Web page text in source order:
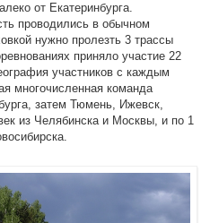
от Екатеринбурга.
проводились в обычном
нужно пролезть 3 трассы
приняло участие 22
участников с каждым
многочисленная команда
затем Тюмень, Ижевск,
из Челябинска и Москвы, и по 1